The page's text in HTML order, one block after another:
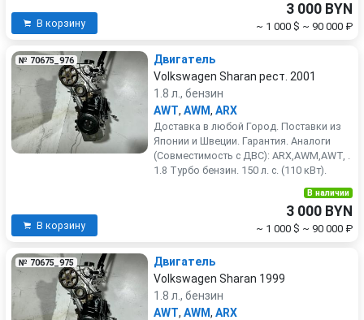
В корзину
3 000 BYN
~ 1 000 $ ~ 90 000 ₽
№ 70675_976
Двигатель
Volkswagen Sharan рест. 2001
1.8 л., бензин
AWT, AWM, ARX
Доставка в любой Город. Поставки из
Японии и Швеции. Гарантия. Аналоги
(Совместимость с ДВС): ARX,AWM,AWT, .
1.8 Турбо бензин. 150 л. с. (110 кВт).
В корзину
В наличии
3 000 BYN
~ 1 000 $ ~ 90 000 ₽
№ 70675_975
Двигатель
Volkswagen Sharan 1999
1.8 л., бензин
AWT, AWM, ARX